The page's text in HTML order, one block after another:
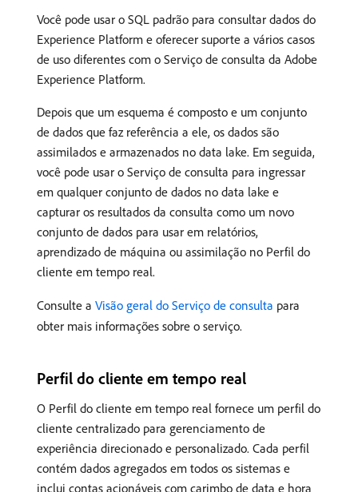
Você pode usar o SQL padrão para consultar dados do
Experience Platform e oferecer suporte a vários casos
de uso diferentes com o Serviço de consulta da Adobe
Experience Platform.
Depois que um esquema é composto e um conjunto
de dados que faz referência a ele, os dados são
assimilados e armazenados no data lake. Em seguida,
você pode usar o Serviço de consulta para ingressar
em qualquer conjunto de dados no data lake e
capturar os resultados da consulta como um novo
conjunto de dados para usar em relatórios,
aprendizado de máquina ou assimilação no Perfil do
cliente em tempo real.
Consulte a Visão geral do Serviço de consulta para
obter mais informações sobre o serviço.
Perfil do cliente em tempo real
O Perfil do cliente em tempo real fornece um perfil do
cliente centralizado para gerenciamento de
experiência direcionado e personalizado. Cada perfil
contém dados agregados em todos os sistemas e
inclui contas acionáveis com carimbo de data e hora